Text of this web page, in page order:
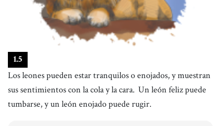
1.5
Los leones pueden estar tranquilos o enojados, y muestran
sus sentimientos con la cola y la cara. Un león feliz puede
tumbarse, y un león enojado puede rugir.